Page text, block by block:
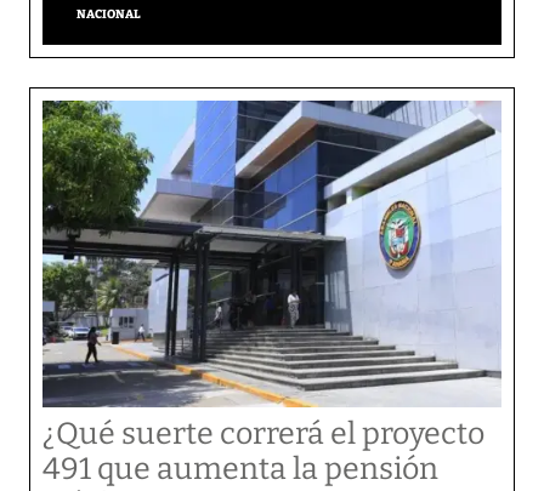
NACIONAL
¿Qué suerte correrá el proyecto
491 que aumenta la pensión